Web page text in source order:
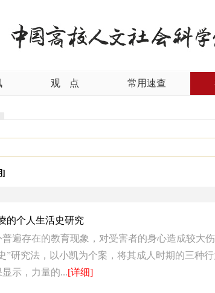
观 点 常用速查
]
的个人生活史研究
遍存在的教育现象，对受害者的身心造成较大
”研究法，以小凯为个案，将其成人时期的三种
示，力量的...[详细]